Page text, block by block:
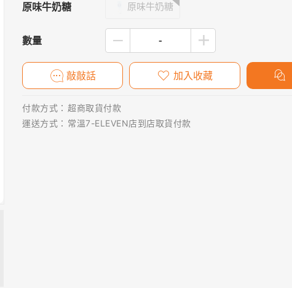
原味牛奶糖 原味牛奶糖
數量
敲敲話 加入收藏
付款方式： 超商取貨付款
運送方式： 常溫7-ELEVEN店到店取貨付款